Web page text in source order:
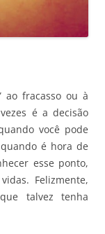
ao fracasso ou à
é a decisão
você pode
é hora de
esse ponto,
Felizmente,
talvez tenha